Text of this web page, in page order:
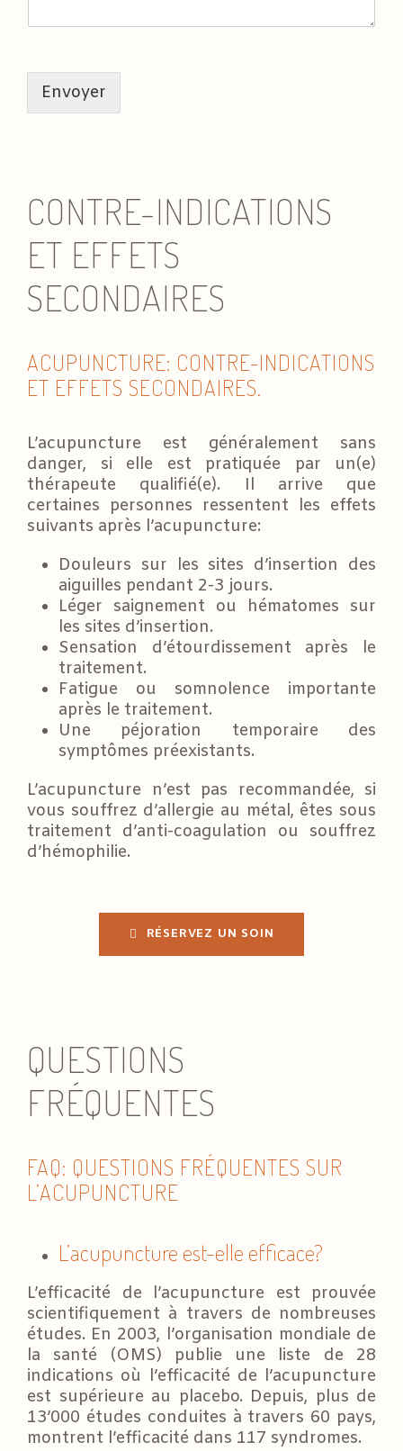
é
A
c
p
u
n
c
r
e
*
Envoyer
CONTRE-INDICATIONS
ET EFFETS
SECONDAIRES
ACUPUNCTURE: CONTRE-INDICATIONS
ET EFFETS SECONDAIRES.
L’acupuncture est généralement sans
danger, si elle est pratiquée par un(e)
thérapeute qualifié(e). Il arrive que
certaines personnes ressentent les effets
suivants après l’acupuncture:
Douleurs sur les sites d’insertion des
aiguilles pendant 2-3 jours.
Léger saignement ou hématomes sur
les sites d’insertion.
Sensation d’étourdissement après le
traitement.
Fatigue ou somnolence importante
après le traitement.
Une péjoration temporaire des
symptômes préexistants.
L’acupuncture n’est pas recommandée, si
vous souffrez d’allergie au métal, êtes sous
traitement d’anti-coagulation ou souffrez
d’hémophilie.
RÉSERVEZ UN SOIN
QUESTIONS
FRÉQUENTES
FAQ: QUESTIONS FRÉQUENTES SUR
L’ACUPUNCTURE
L’acupuncture est-elle efficace?
L’efficacité de l’acupuncture est prouvée
scientifiquement à travers de nombreuses
études. En 2003, l’organisation mondiale de
la santé (OMS) publie une liste de 28
indications où l’efficacité de l’acupuncture
est supérieure au placebo. Depuis, plus de
13’000 études conduites à travers 60 pays,
montrent l’efficacité dans 117 syndromes.